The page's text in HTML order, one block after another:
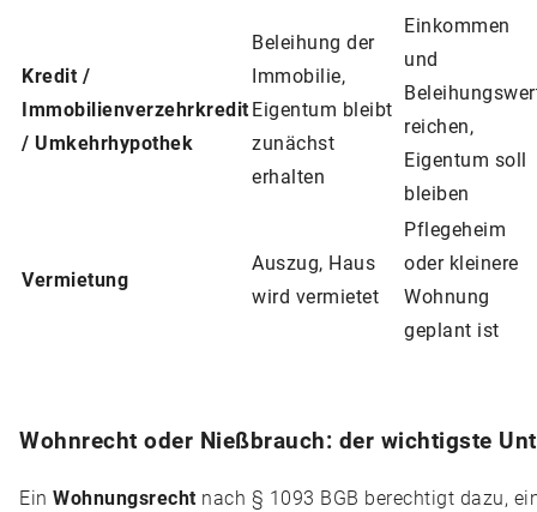
Kredit /
Immobilienverzehrkredit
/ Umkehrhypothek
Beleihung der
Immobilie,
Eigentum bleibt
zunächst
erhalten
Einkommen
und
reichen,
Eigentum soll
bleiben
Vermietung
Auszug, Haus
wird vermietet
Pflegeheim
oder kleinere
Wohnung
geplant ist
Wohnrecht oder Nießbrauch: der wichtigste
Ein Wohnungsrecht nach § 1093 BGB berechtigt dazu,